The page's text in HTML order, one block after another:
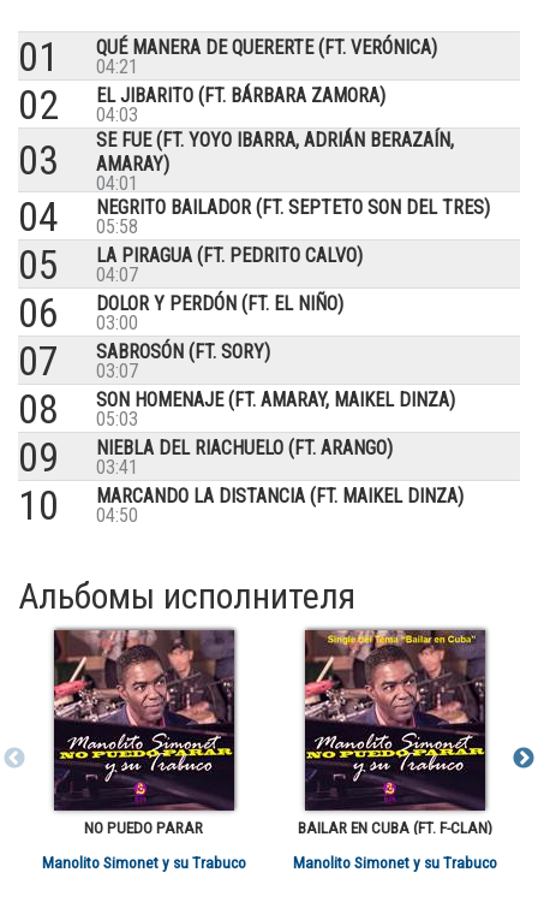
01
QUÉ MANERA DE QUERERTE (FT. VERÓNICA)
04:21
02
EL JIBARITO (FT. BÁRBARA ZAMORA)
04:03
03
SE FUE (FT. YOYO IBARRA, ADRIÁN BERAZAÍN,
AMARAY)
04:01
04
NEGRITO BAILADOR (FT. SEPTETO SON DEL TRES)
05:58
05
LA PIRAGUA (FT. PEDRITO CALVO)
04:07
06
DOLOR Y PERDÓN (FT. EL NIÑO)
03:00
07
SABROSÓN (FT. SORY)
03:07
08
SON HOMENAJE (FT. AMARAY, MAIKEL DINZA)
05:03
09
NIEBLA DEL RIACHUELO (FT. ARANGO)
03:41
10
MARCANDO LA DISTANCIA (FT. MAIKEL DINZA)
04:50
Альбомы исполнителя
NO PUEDO PARAR
Manolito Simonet y su Trabuco
BAILAR EN CUBA (FT. F-CLAN)
Manolito Simonet y su Trabuco